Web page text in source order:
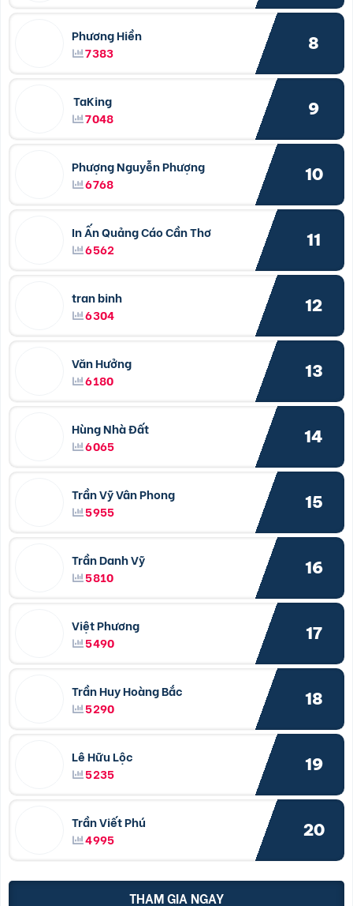
Phương Hiền
7383
8
TaKing
7048
9
Phượng Nguyễn Phượng
6768
10
In Ấn Quảng Cáo Cần Thơ
6562
11
tran binh
6304
12
Văn Hưởng
6180
13
Hùng Nhà Đất
6065
14
Trần Vỹ Vân Phong
5955
15
Trần Danh Vỹ
5810
16
Việt Phương
5490
17
Trần Huy Hoàng Bắc
5290
18
Lê Hữu Lộc
5235
19
Trần Viết Phú
4995
20
THAM GIA NGAY